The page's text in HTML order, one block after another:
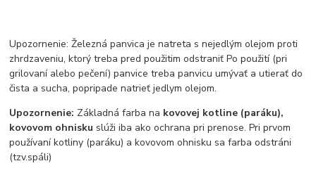
Upozornenie: Železná panvica je natreta s nejedlým olejom proti
zhrdzaveniu, ktorý treba pred použitim odstraniť Po použití (pri
grilovaní alebo pečení) panvice treba panvicu umývať a utierať do
čista a sucha, popripade natrieť jedlym olejom.
Upozornenie: Základná farba na kovovej kotline (paráku),
kovovom ohnisku slúži iba ako ochrana pri prenose. Pri prvom
používaní kotliny (paráku) a kovovom ohnisku sa farba odstráni
(tzv.spáli)